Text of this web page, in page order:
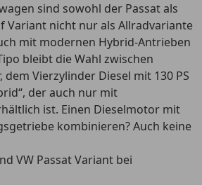
sind sowohl der Passat als
Variant nicht nur als Allradvariante
mit modernen Hybrid-Antrieben
bleibt die Wahl zwischen
dem Vierzylinder Diesel mit 130 PS
der auch nur mit
ist. Einen Dieselmotor mit
kombinieren? Auch keine
VW Passat Variant bei